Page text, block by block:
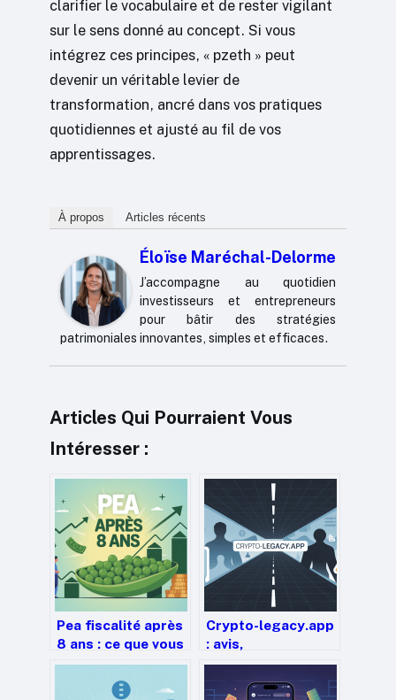
clarifier le vocabulaire et de rester vigilant
sur le sens donné au concept. Si vous
intégrez ces principes, « pzeth » peut
devenir un véritable levier de
transformation, ancré dans vos pratiques
quotidiennes et ajusté au fil de vos
apprentissages.
À propos Articles récents
Éloïse Maréchal-Delorme
J’accompagne au quotidien
investisseurs et entrepreneurs
pour bâtir des stratégies
patrimoniales innovantes, simples et efficaces.
Articles Qui Pourraient Vous
Intéresser :
Pea fiscalité après
8 ans : ce que vous
devez vraiment
Crypto-legacy.app
: avis,
fonctionnement et
précautions avant